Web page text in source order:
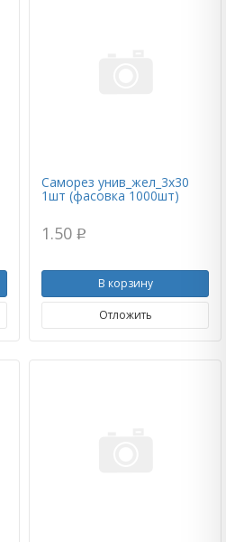
Саморез унив_жел_3х30
1шт (фасовка 1000шт)
1.50 p
В корзину
Отложить